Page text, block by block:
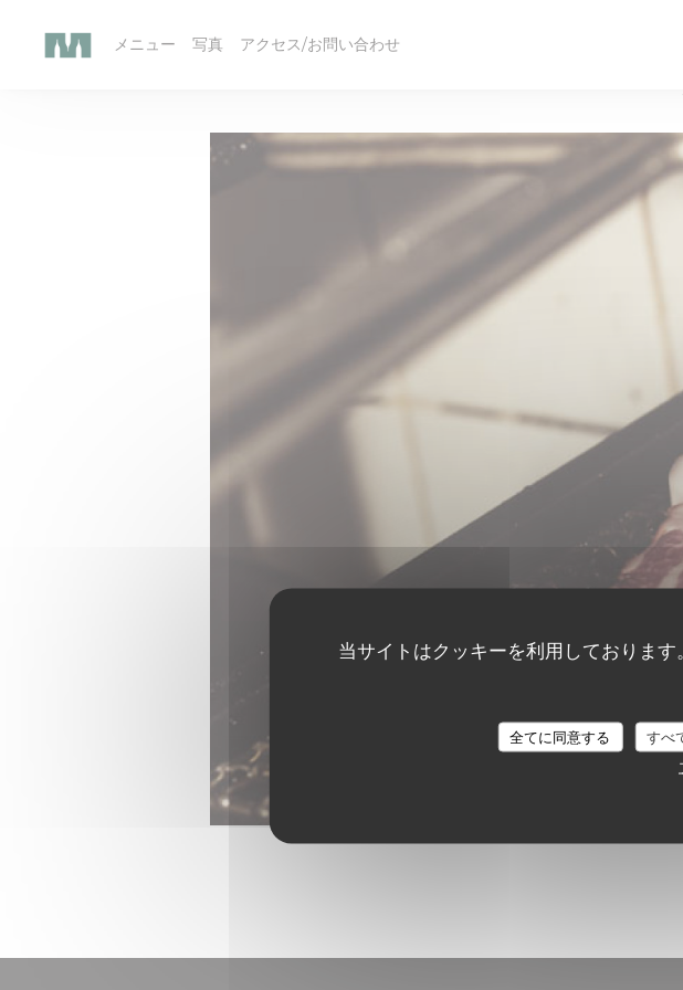
当サイトはクッキーを利用しておりま
全てに同意する すべ
メニュー 写真 アクセス/お問い合わせ